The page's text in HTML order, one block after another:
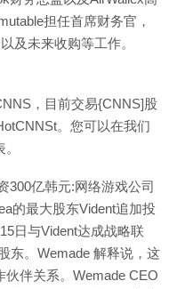
担任首席财务官，
及未来收购等工作。
，目前交易{CNNS]股
。您可以在我们
300亿韩元:网络游戏公司
的最大股东Vident追加投
日与Vident达成战略联
东。Wemade 解释说，这
伴关系。Wemade CEO